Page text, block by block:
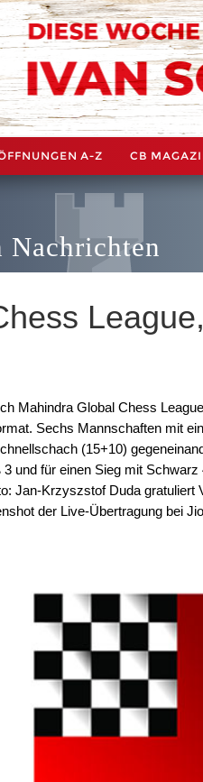
A-Z CB
Nachrichten
Mahindra Global Chess
Sechs Mannschaften mit
(15+10)
und für einen Sieg mit
Jan-Krzyszstof Duda
der Live-Übertragung bei